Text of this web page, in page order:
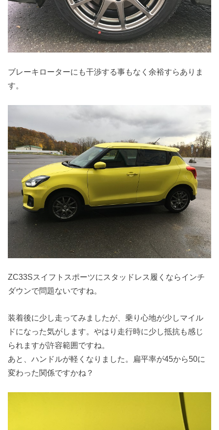
ブレーキローターにも干渉する事もなく余裕すらありま
す。
ZC33Sスイフトスポーツにスタッドレス履くならインチ
ダウンで問題ないですね。
装着後に少し走ってみましたが、乗り心地が少しマイル
ドになった気がします。やはり走行時に少し抵抗も感じ
られますが許容範囲ですね。
あと、ハンドルが軽くなりました。扁平率が45から50に
変わった関係ですかね？